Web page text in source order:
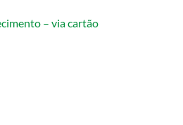
– via cartão